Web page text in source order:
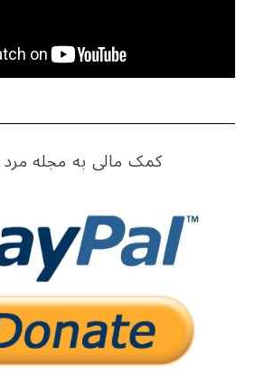
کمک مالی به مجله مرد